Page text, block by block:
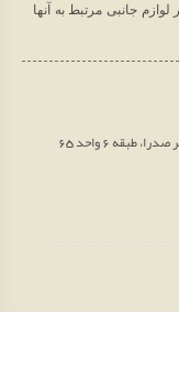
لوازم جانبی مرتبط به آنها
6 واحد 65